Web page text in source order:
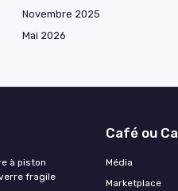
Novembre 2025
Mai 2026
à piston
fragile
Café ou
Média
Marketplace